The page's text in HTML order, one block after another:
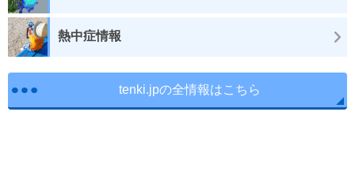
熱中症情報
tenki.jpの全情報はこちら